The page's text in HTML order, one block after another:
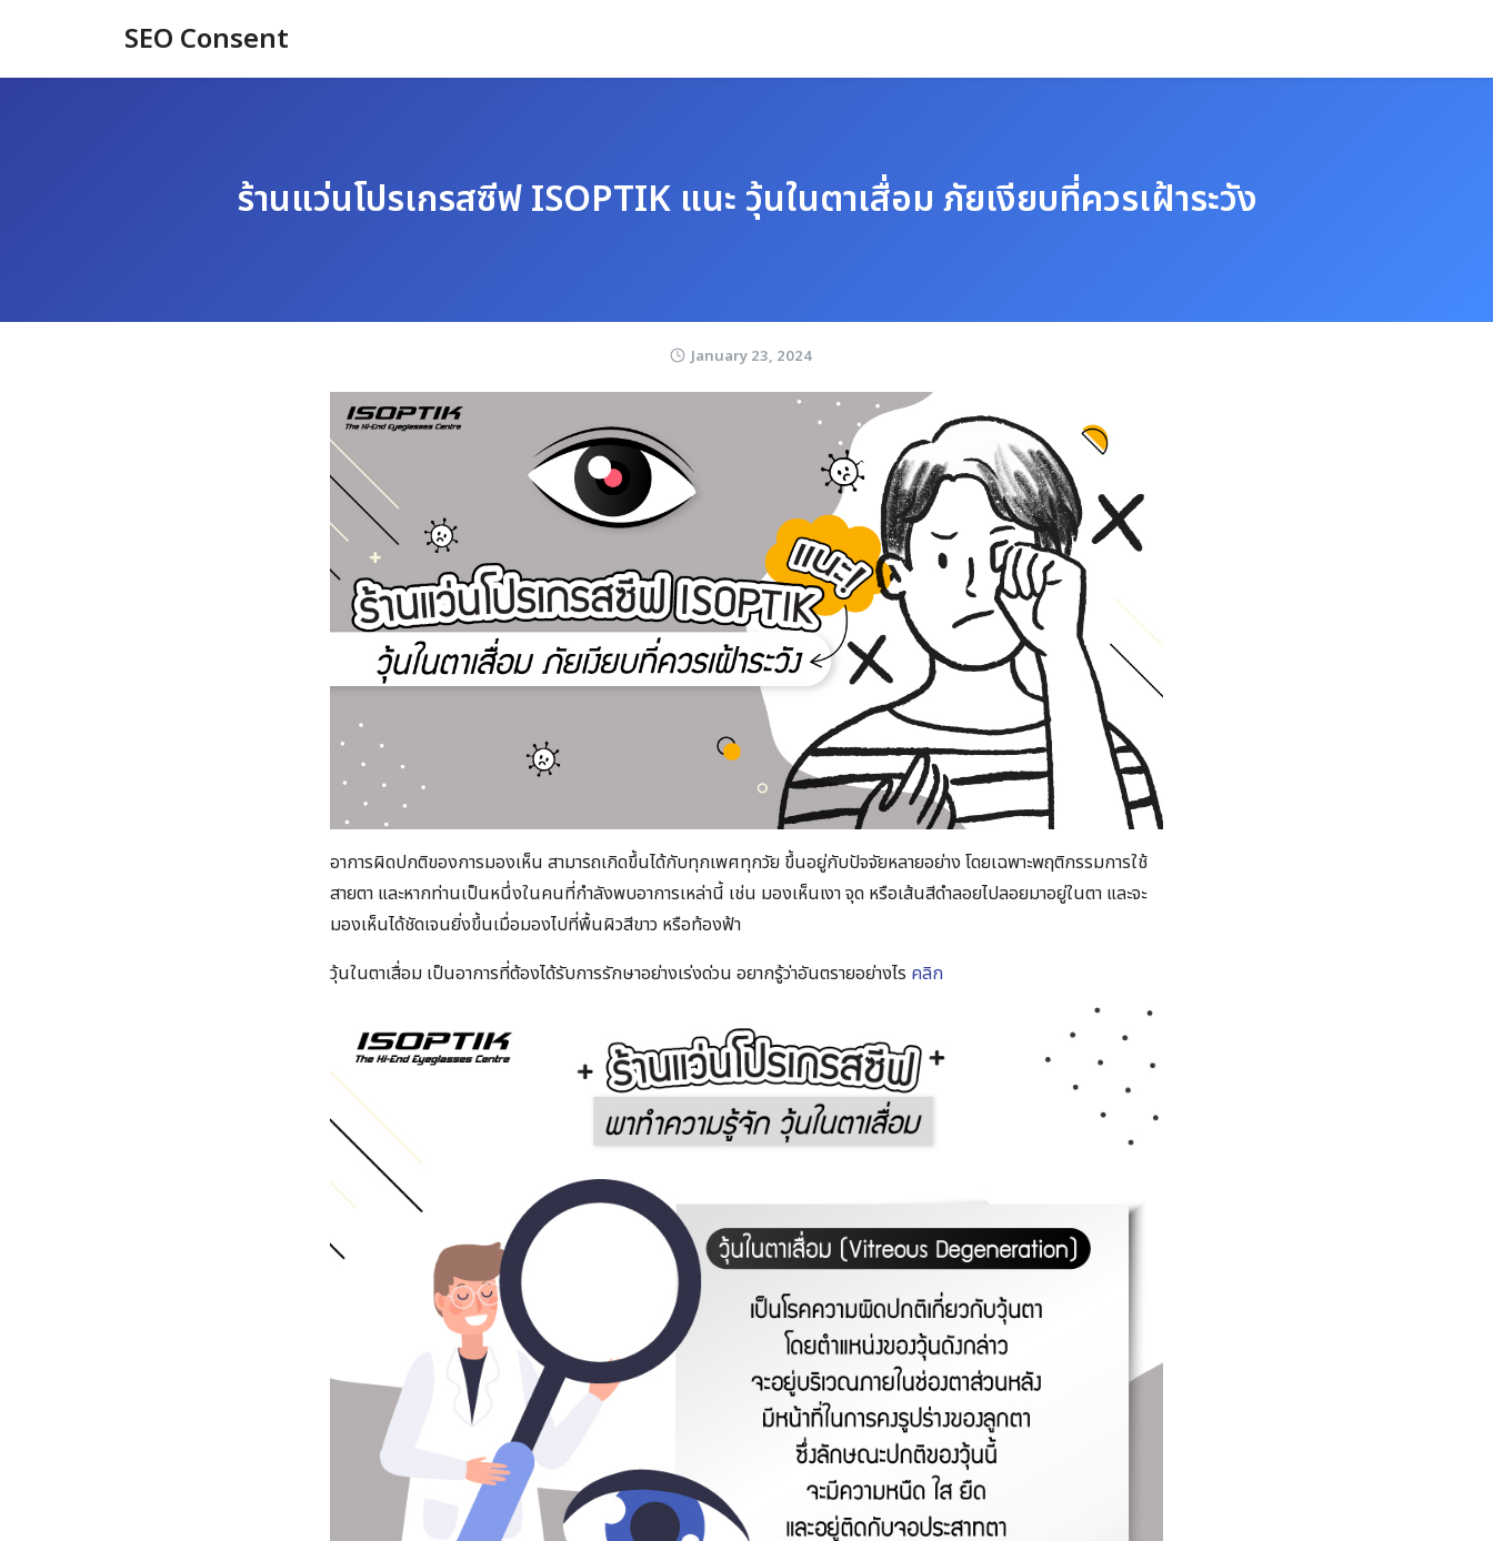
content
SEO Consent
ร้านแว่นโปรเกรสซีฟ ISOPTIK แนะ วุ้นในตาเสื่อม ภัยเงียบที่ควรเฝ้าระวัง
January 23, 2024
อาการผิดปกติของการมองเห็น สามารถเกิดขึ้นได้กับทุกเพศทุกวัย ขึ้นอยู่กับปัจจัยหลายอย่าง โดยเฉพาะพฤติกรรมการใช้
สายตา และหากท่านเป็นหนึ่งในคนที่กำลังพบอาการเหล่านี้ เช่น มองเห็นเงา จุด หรือเส้นสีดำลอยไปลอยมาอยู่ในตา และจะ
มองเห็นได้ชัดเจนยิ่งขึ้นเมื่อมองไปที่พื้นผิวสีขาว หรือท้องฟ้า
วุ้นในตาเสื่อม เป็นอาการที่ต้องได้รับการรักษาอย่างเร่งด่วน อยากรู้ว่าอันตรายอย่างไร คลิก